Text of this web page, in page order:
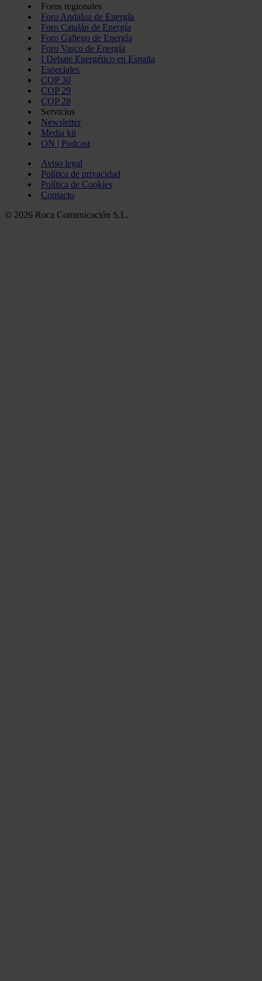
Foros regionales
Foro Andaluz de Energía
Foro Catalán de Energía
Foro Gallego de Energía
Foro Vasco de Energía
I Debate Energético en España
Especiales
COP 30
COP 29
COP 28
Servicios
Newsletter
Media kit
ON | Podcast
Aviso legal
Política de privacidad
Política de Cookies
Contacto
© 2026 Roca Comunicación S.L.